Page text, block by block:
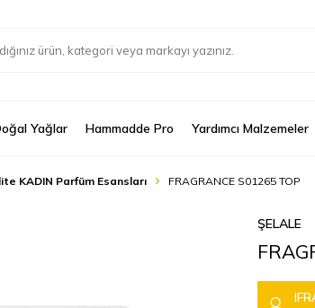
Yağlar Hammadde Pro Yardımcı Malzemeler
KADIN Parfüm Esansları FRAGRANCE S01265 TOP
ŞELALE